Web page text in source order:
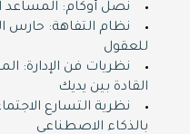
نصل أوكام: المساعد
نظام التفاهة: حارس
للعقول
نظريات فن الإدارة:
القادة بين يديك
نظرية التسارع
بالذكاء الاصطناعي